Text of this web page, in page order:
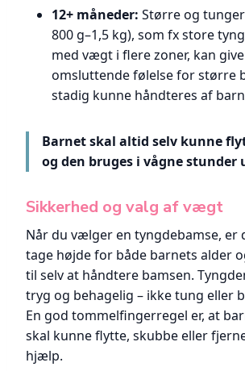
12+ måneder: Større og
800 g–1,5 kg), som fx store
med vægt i flere zoner, kan
omsluttende følelse for større
stadig kunne håndteres af
Barnet skal altid selv kunne
og den bruges i vågne stunder
Sikkerhed og valg af vægt
Når du vælger en tyngdebamse, er
tage højde for både barnets alder
til selv at håndtere bamsen.
tryg og behagelig – ikke tung eller
En god tommelfingerregel er, at
skal kunne flytte, skubbe eller
hjælp.